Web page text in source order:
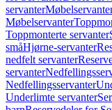
servanter
Møbelservanter
Toppmonterte servanter
småHjørne-servanter
nedfelt servanter
servanter
Nedfellingsservanter
Underlimte servanter